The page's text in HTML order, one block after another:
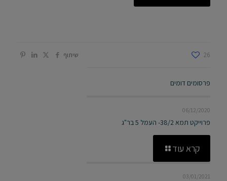
שיתוף 26
פרסומים דומים
06/12/2020
פרוייקט תמא 38/2- העמל 5 בר"ג
קרא עוד
03/01/2021